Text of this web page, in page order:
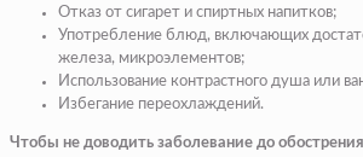
Отказ от сигарет и спиртных напитков;
Употребление блюд, включающих
железа, микроэлементов;
Использование контрастного душа или
Избегание переохлаждений.
Чтобы не доводить заболевание до